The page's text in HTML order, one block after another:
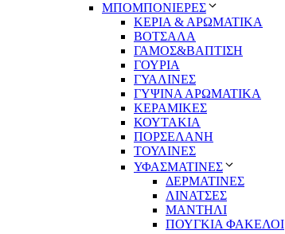
ΜΠΟΜΠΟΝΙΕΡΕΣ
ΚΕΡΙΑ & ΑΡΩΜΑΤΙΚΑ
ΒΟΤΣΑΛΑ
ΓΑΜΟΣ&ΒΑΠΤΙΣΗ
ΓΟΥΡΙΑ
ΓΥΑΛΙΝΕΣ
ΓΥΨΙΝΑ ΑΡΩΜΑΤΙΚΑ
ΚΕΡΑΜΙΚΕΣ
ΚΟΥΤΑΚΙΑ
ΠΟΡΣΕΛΑΝΗ
ΤΟΥΛΙΝΕΣ
ΥΦΑΣΜΑΤΙΝΕΣ
ΔΕΡΜΑΤΙΝΕΣ
ΛΙΝΑΤΣΕΣ
ΜΑΝΤΗΛΙ
ΠΟΥΓΚΙΑ ΦΑΚΕΛΟΙ